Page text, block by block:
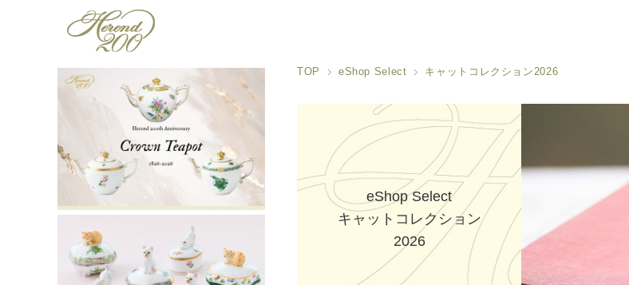
TOP eShop Select キャットコレクション2026
eShop Select
キャットコレクション
2026